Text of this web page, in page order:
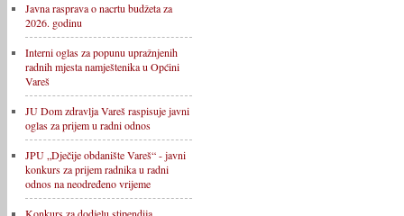
Javna rasprava o nacrtu budžeta za
2026. godinu
Interni oglas za popunu upražnjenih
radnih mjesta namještenika u Općini
Vareš
JU Dom zdravlja Vareš raspisuje javni
oglas za prijem u radni odnos
JPU „Dječije obdanište Vareš“ - javni
konkurs za prijem radnika u radni
odnos na neodređeno vrijeme